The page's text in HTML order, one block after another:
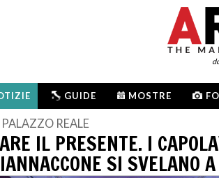
GUIDE MOSTRE
REALE
IL PRESENTE. I
SI SVELANO